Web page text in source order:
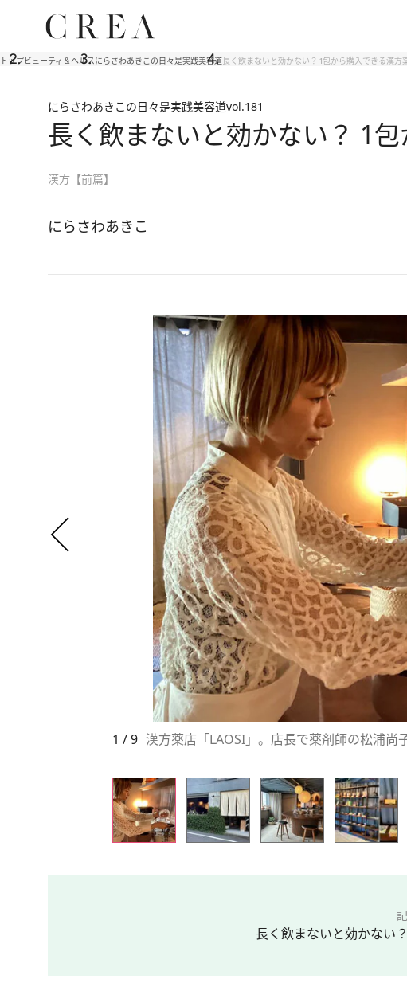
トップビューティ＆ヘルスにらさわあきこの日々是実践美容道長く飲まないと効かない？ 1包から購入できる漢
にらさわあきこの日々是実践美容道vol.181
長く飲まないと効かない？ 1
漢方【前篇】
にらさわあきこ
1 / 9 漢方薬店「LAOSI」。店長で薬剤師の松浦尚
長く飲まないと効かない